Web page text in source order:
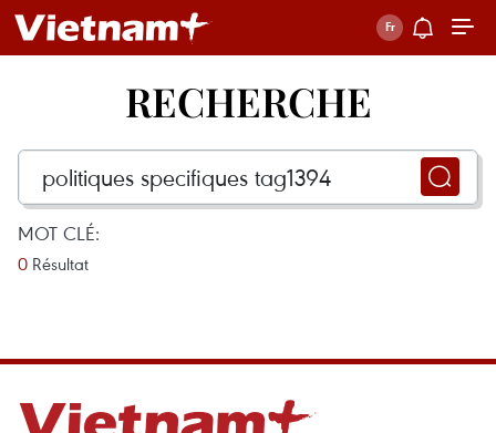
RECHERCHE
MOT CLÉ:
0 Résultat